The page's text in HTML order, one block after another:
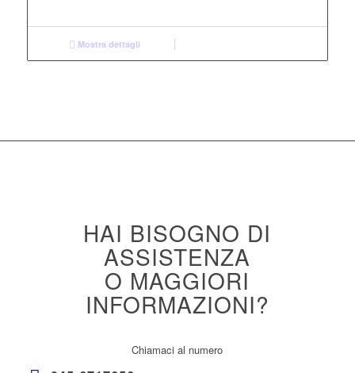
Mostra dettagli
HAI BISOGNO DI
ASSISTENZA
O MAGGIORI
INFORMAZIONI?
Chiamaci al numero